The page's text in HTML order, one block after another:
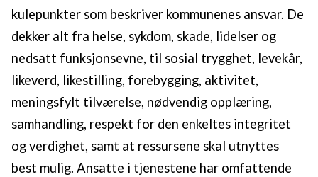
kulepunkter som beskriver kommunenes ansvar. De
dekker alt fra helse, sykdom, skade, lidelser og
nedsatt funksjonsevne, til sosial trygghet, levekår,
likeverd, likestilling, forebygging, aktivitet,
meningsfylt tilværelse, nødvendig opplæring,
samhandling, respekt for den enkeltes integritet
og verdighet, samt at ressursene skal utnyttes
best mulig. Ansatte i tjenestene har omfattende